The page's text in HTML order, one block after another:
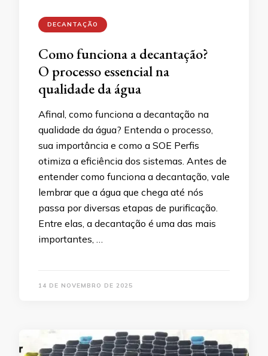
DECANTAÇÃO
Como funciona a decantação?
O processo essencial na
qualidade da água
Afinal, como funciona a decantação na
qualidade da água? Entenda o processo,
sua importância e como a SOE Perfis
otimiza a eficiência dos sistemas. Antes de
entender como funciona a decantação, vale
lembrar que a água que chega até nós
passa por diversas etapas de purificação.
Entre elas, a decantação é uma das mais
importantes, …
14 DE NOVEMBRO DE 2025